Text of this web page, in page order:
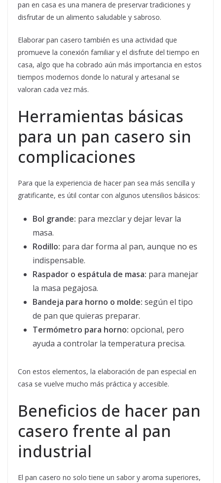
pan en casa es una manera de preservar tradiciones y
disfrutar de un alimento saludable y sabroso.
Elaborar pan casero también es una actividad que
promueve la conexión familiar y el disfrute del tiempo en
casa, algo que ha cobrado aún más importancia en estos
tiempos modernos donde lo natural y artesanal se
valoran cada vez más.
Herramientas básicas
para un pan casero sin
complicaciones
Para que la experiencia de hacer pan sea más sencilla y
gratificante, es útil contar con algunos utensilios básicos:
Bol grande: para mezclar y dejar levar la
masa.
Rodillo: para dar forma al pan, aunque no es
indispensable.
Raspador o espátula de masa: para manejar
la masa pegajosa.
Bandeja para horno o molde: según el tipo
de pan que quieras preparar.
Termómetro para horno: opcional, pero
ayuda a controlar la temperatura precisa.
Con estos elementos, la elaboración de pan especial en
casa se vuelve mucho más práctica y accesible.
Beneficios de hacer pan
casero frente al pan
industrial
El pan casero no solo tiene un sabor y aroma superiores,